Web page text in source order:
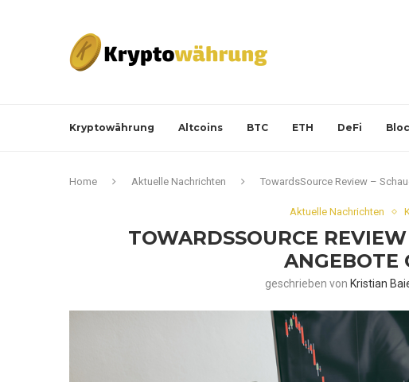
Kryptowährung Altcoins BTC ETH DeFi
Home Aktuelle Nachrichten TowardsSource Review –
Aktuelle Nachrichten
TOWARDSSOURCE
ANGEBOTE
geschrieben von Kristian